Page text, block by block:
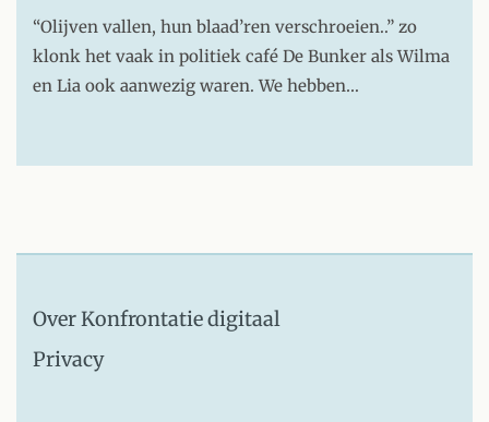
“Olijven vallen, hun blaad’ren verschroeien..” zo
klonk het vaak in politiek café De Bunker als Wilma
en Lia ook aanwezig waren. We hebben…
Over Konfrontatie digitaal
Privacy